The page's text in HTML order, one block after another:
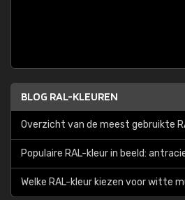
BLOG RAL-KLEUREN
Overzicht van de meest gebruikte
Populaire RAL-kleur in beeld:
Welke RAL-kleur kiezen voor witte